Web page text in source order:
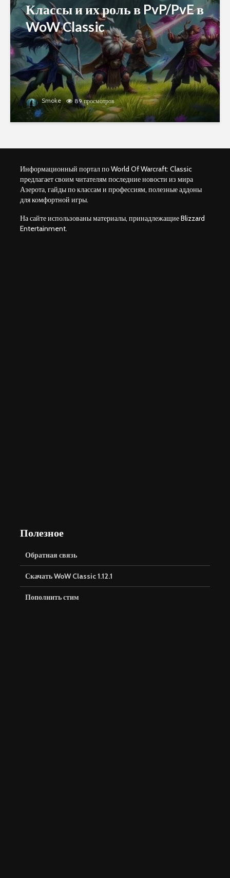
Классы и их роль в PvP/PvE в
WoW Classic
Smoke 89 просмотров
Информационный портал по World Of Warcraft: Classic
предлагает своим читателям последние новости из мира
Азерота, гайды по классам и профессиям, полезные аддоны
для комфортной игры.
На сайте использованы материалы, принадлежащие Blizzard
Entertainment.
Полезное
Обратная связь
Скачать WoW Classic 1.12.1
Пополнить стим